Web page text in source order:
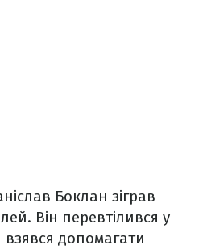
Боклан зіграв
Він перевтілився у
допомагати